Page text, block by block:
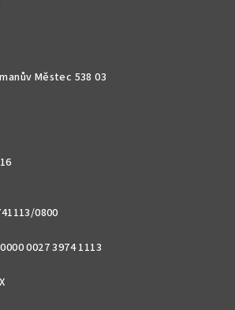
Městec 538 03
0800
0027 3974 1113